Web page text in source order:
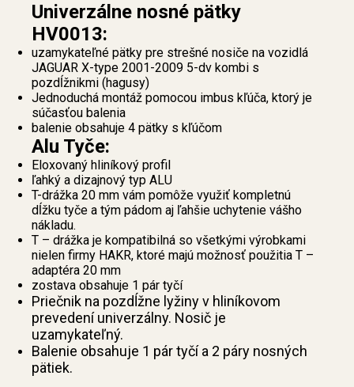
Univerzálne nosné pätky
HV0013:
uzamykateľné pätky pre strešné nosiče na vozidlá
JAGUAR X-type 2001-2009 5-dv kombi s
pozdĺžnikmi (hagusy)
Jednoduchá montáž pomocou imbus kľúča, ktorý je
súčasťou balenia
balenie obsahuje 4 pätky s kľúčom
Alu Tyče:
Eloxovaný hliníkový profil
ľahký a dizajnový typ ALU
T-drážka 20 mm vám pomôže využiť kompletnú
dĺžku tyče a tým pádom aj ľahšie uchytenie vášho
nákladu.
T – drážka je kompatibilná so všetkými výrobkami
nielen firmy HAKR, ktoré majú možnosť použitia T –
adaptéra 20 mm
zostava obsahuje 1 pár tyčí
Priečnik na pozdĺžne lyžiny v hliníkovom
prevedení univerzálny. Nosič je
uzamykateľný.
Balenie obsahuje 1 pár tyčí a 2 páry nosných
pätiek.